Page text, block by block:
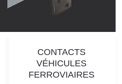
CONTACTS
VÉHICULES
FERROVIAIRES